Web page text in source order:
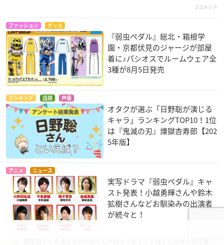
2コメント
ファッション グッズ
『弱虫ペダル』総北・箱根学
園・京都伏見のジャージが部屋
着に♪パシオスでルームウェア全
3種が8月5日発売
ランキング 話題 声優
オタクが選ぶ「日野聡が演じる
キャラ」ランキングTOP10！1位
は『鬼滅の刃』煉󠄁獄杏寿郎【202
5年版】
アニメ ニュース
実写ドラマ『弱虫ペダル』キャ
スト発表！小越勇輝さんや鈴木
拡樹さんなどお馴染みの出演者
が続々と！